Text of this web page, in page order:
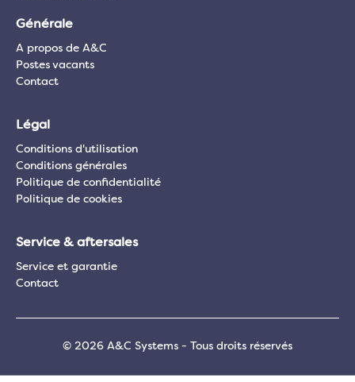
Générale
A propos de A&C
Postes vacants
Contact
Légal
Conditions d'utilisation
Conditions générales
Politique de confidentialité
Politique de cookies
Service & aftersales
Service et garantie
Contact
© 2026 A&C Systems - Tous droits réservés